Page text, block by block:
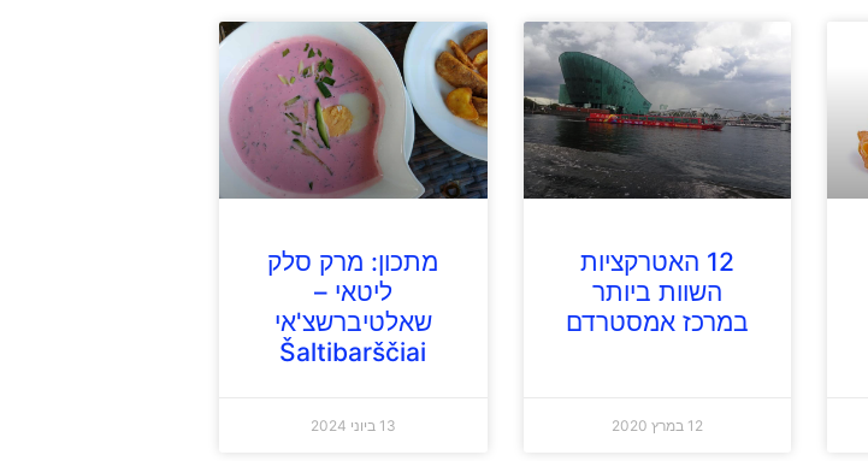
12 האטרקציות
השוות ביותר
במרכז אמסטרדם
12 במרץ 2020
מתכון: מרק סלק
ליטאי –
שאלטיברשצ'אי
Šaltibarščiai
13 ביוני 2024